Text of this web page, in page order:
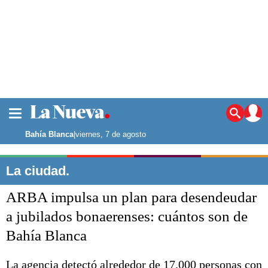
Noticias
La ciudad
Punta Alta
El mundo
Liga del Sur
Bahía Blanca|viernes, 7 de agosto
La ciudad.
ARBA impulsa un plan para desendeudar
a jubilados bonaerenses: cuántos son de
Bahía Blanca
La agencia detectó alrededor de 17.000 personas con